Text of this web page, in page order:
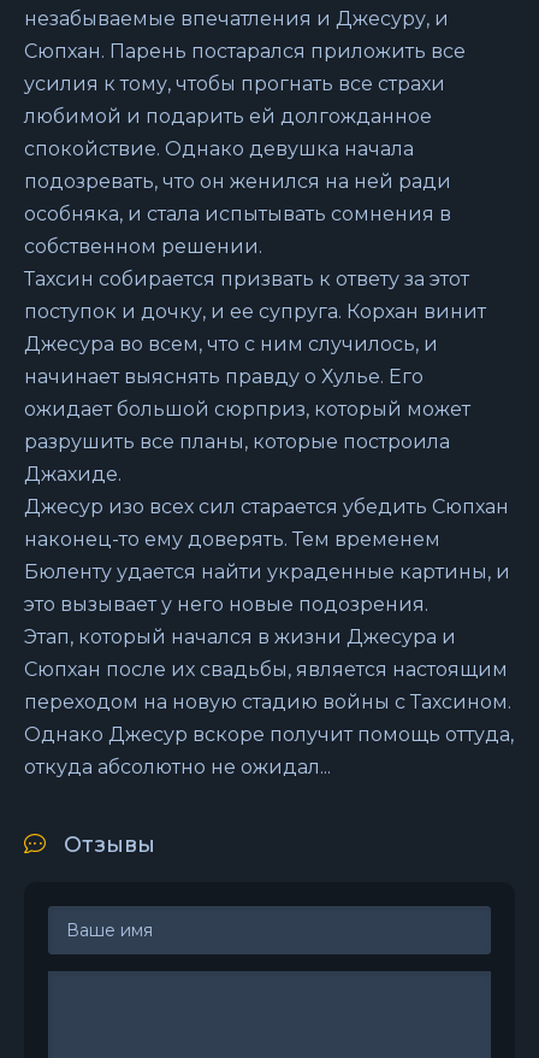
незабываемые впечатления и Джесуру, и
Сюпхан. Парень постарался приложить все
усилия к тому, чтобы прогнать все страхи
любимой и подарить ей долгожданное
спокойствие. Однако девушка начала
подозревать, что он женился на ней ради
особняка, и стала испытывать сомнения в
собственном решении.
Тахсин собирается призвать к ответу за этот
поступок и дочку, и ее супруга. Корхан винит
Джесура во всем, что с ним случилось, и
начинает выяснять правду о Хулье. Его
ожидает большой сюрприз, который может
разрушить все планы, которые построила
Джахиде.
Джесур изо всех сил старается убедить Сюпхан
наконец-то ему доверять. Тем временем
Бюленту удается найти украденные картины, и
это вызывает у него новые подозрения.
Этап, который начался в жизни Джесура и
Сюпхан после их свадьбы, является настоящим
переходом на новую стадию войны с Тахсином.
Однако Джесур вскоре получит помощь оттуда,
откуда абсолютно не ожидал...
Отзывы